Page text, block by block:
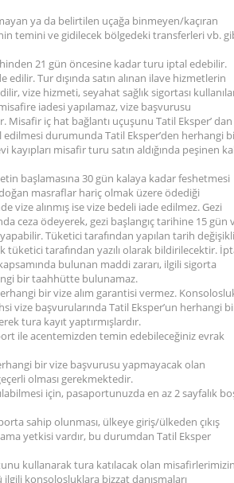
ya da belirtilen uçağa binmeyen/kaçıran
temini ve gidilecek bölgedeki transferleri vb.
21 gün öncesine kadar turu iptal edebilir.
Tur dışında satın alınan ilave hizmetlerin
vize hizmeti, seyahat sağlık sigortası
iadesi yapılamaz, vize başvurusu
Misafir iç hat bağlantı uçuşunu Tatil Eksper’ dan
edilmesi durumunda Tatil Eksper’den herhangi
misafir turu satın aldığında peşinen
başlamasına 30 gün kalaya kadar feshetmesi
masraflar hariç olmak üzere ödediği
vize alınmış ise vize bedeli iade edilmez. Gezi
ceza ödeyerek, gezi başlangıç tarihine 15 gün
Tüketici tarafından yapılan tarih
tarafından yazılı olarak bildirilecektir.
bulunan maddi zararı, ilgili sigorta
bir taahhütte bulunamaz.
bir vize alım garantisi vermez.
vize başvurularında Tatil Eksper’un herhangi
tura kayıt yaptırmışlardır.
ile acentemizden temin edebileceğiniz evrak
bir vize başvurusu yapmayacak olan
olması gerekmektedir.
için, pasaportunuzda en az 2 sayfalık
sahip olunması, ülkeye giriş/ülkeden çıkış
yetkisi vardır, bu durumdan Tatil Eksper
kullanarak tura katılacak olan
konsolosluklara bizzat danışmaları